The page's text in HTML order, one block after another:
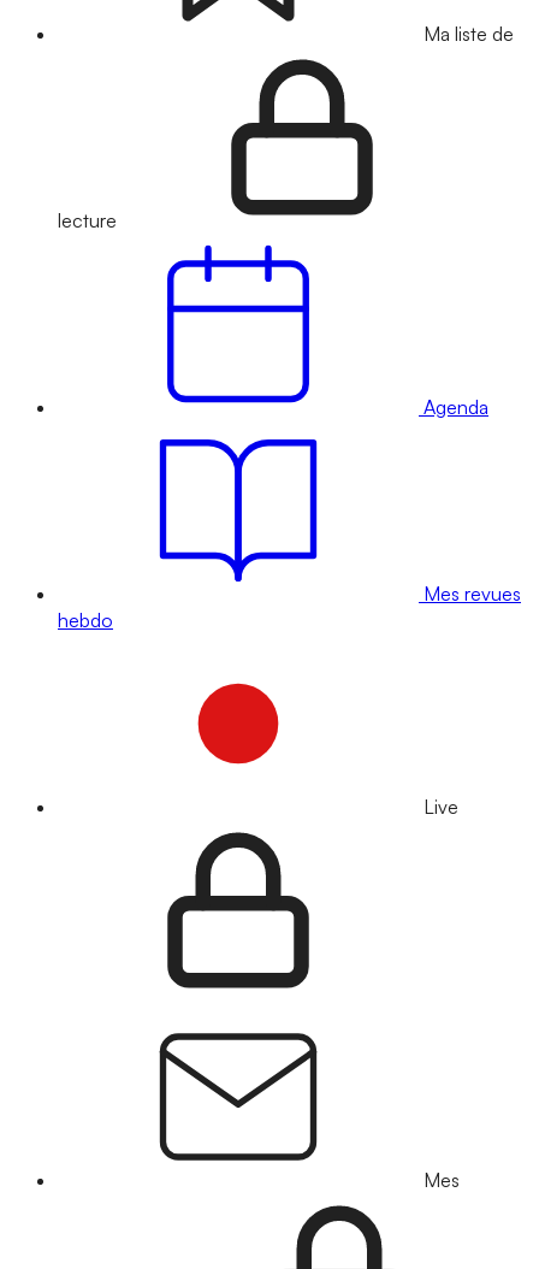
Ma liste de
lecture
Agenda
Mes revues
hebdo
Live
Mes